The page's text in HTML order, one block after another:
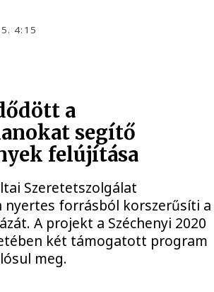
4:15
a
segítő
felújítása
Szeretetszolgálat
nyertes forrásból korszerűsíti a
A projekt a Széchenyi 2020
két támogatott program
meg.